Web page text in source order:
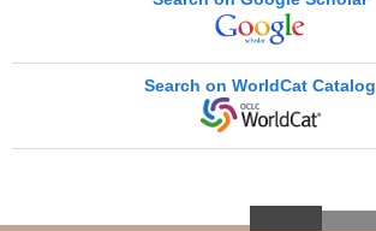
Search on WorldCat Catalog